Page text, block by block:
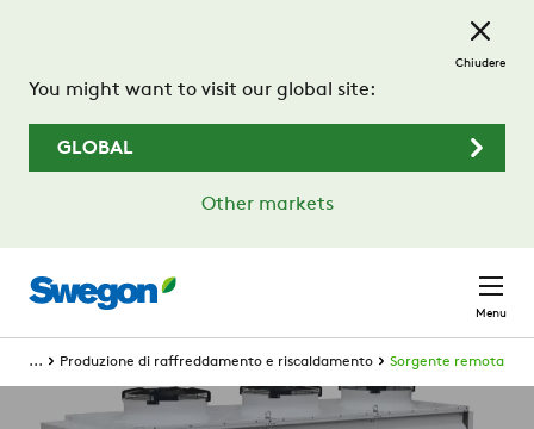
You might want to visit our global site:
GLOBAL
Other markets
Chiudere
Menu
... Produzione di raffreddamento e riscaldamento Sorgente remota